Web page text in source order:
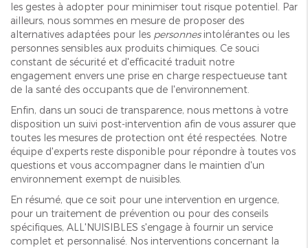
les gestes à adopter pour minimiser tout risque potentiel. Par
ailleurs, nous sommes en mesure de proposer des
alternatives adaptées pour les personnesintolérantes ou les
personnes sensibles aux produits chimiques. Ce souci
constant de sécurité et d'efficacité traduit notre
engagement envers une prise en charge respectueuse tant
de la santé des occupants que de l'environnement.
Enfin, dans un souci de transparence, nous mettons à votre
disposition un suivi post-intervention afin de vous assurer que
toutes les mesures de protection ont été respectées. Notre
équipe d'experts reste disponible pour répondre à toutes vos
questions et vous accompagner dans le maintien d'un
environnement exempt de nuisibles.
En résumé, que ce soit pour une intervention en urgence,
pour un traitement de prévention ou pour des conseils
spécifiques, ALL'NUISIBLES s'engage à fournir un service
complet et personnalisé. Nos interventions concernant la